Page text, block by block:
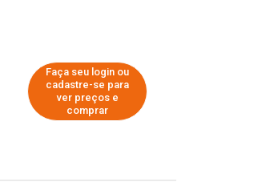
Faça seu login ou
cadastre-se para
ver preços e
comprar